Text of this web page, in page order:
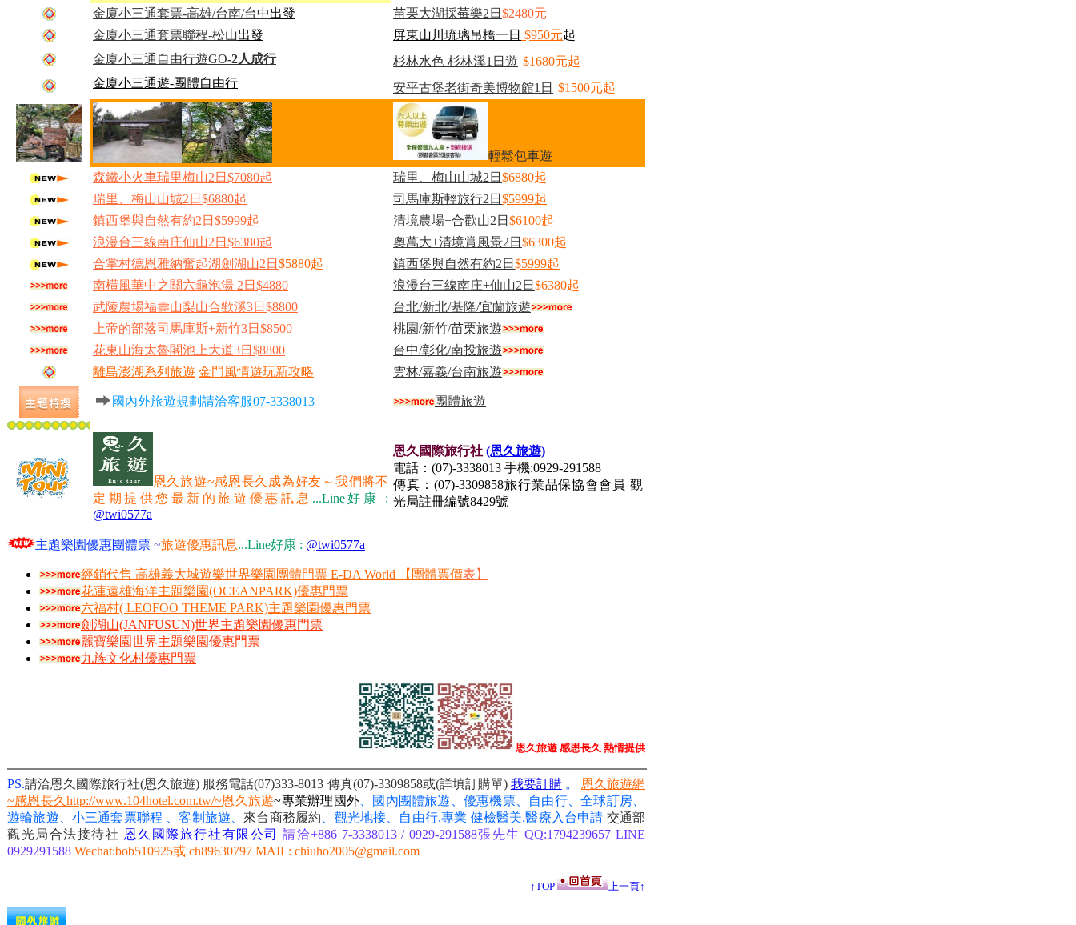
金廈小三通套票-高雄/台南/台中出發 苗栗大湖採莓樂2日 $2480元
金廈小三通套票聯程-松山出發 屏東山川琉璃吊橋一日 $950元起
金廈小三通自由行遊GO-2人成行 杉林水色 杉林溪1日遊 $1680元起
金廈小三通遊-團體自由行
安平古堡老街奇美博物館1日 $1500元起
輕鬆包車遊
森鐵小火車瑞里梅山2日$7080起
瑞里、梅山山城2日 $6880起
瑞里、梅山山城2日$6880起
司馬庫斯輕旅行2日 $5999起
鎮西堡與自然有約2日$5999起
清境農場+合歡山2日 $6100起
浪漫台三線南庄仙山2日$6380起
奧萬大+清境賞風景2日 $6300起
合掌村德恩雅納奮起湖劍湖山2日 $5880起 鎮西堡與自然有約2日 $5999起
南橫風華中之關六龜泡湯 2日$4880
浪漫台三線南庄+仙山2日 $6380起
武陵農場福壽山梨山合歡溪3日$8800
台北/新北/基隆/宜蘭旅遊
上帝的部落司馬庫斯+新竹3日$8500
桃園/新竹/苗栗旅遊
花東山海太魯閣池上大道3日$8800
台中/彰化/南投旅遊
離島澎湖系列旅遊 金門風情遊玩新攻略 雲林/嘉義/台南旅遊
國內外旅遊規劃請洽客服07-3338013 團體旅遊
恩久旅遊~感恩長久成為好友～ 我們將不
定期提供您最新的旅遊優惠訊息 ...Line好康 :
@twi0577a
恩久國際旅行社 (恩久旅遊)
電話：(07)-3338013 手機:0929-291588
傳真：(07)-3309858旅行業品保協會會員 觀
光局註冊編號8429號
主題樂園優惠團體票 ~旅遊優惠訊息...Line好康 : @twi0577a
經銷代售 高雄義大城遊樂世界樂園團體門票 E-DA World 【團體票價表 】
花蓮遠雄海洋主題樂園(OCEANPARK)優惠門票
六福村( LEOFOO THEME PARK)主題樂園優惠門票
劍湖山(JANFUSUN)世界主題樂園優惠門票
麗寶樂園世界主題樂園優惠門票
九族文化村優惠門票
恩久旅遊 感恩長久 熱情提供
PS.請洽恩久國際旅行社(恩久旅遊) 服務電話(07)333-8013 傳真(07)-3309858或(詳填訂購單) 我要訂購。 恩久旅遊網
~感恩長久http://www.104hotel.com.tw/~恩久旅遊~專業辦理國外 、國內團體旅遊、優惠機票、自由行、全球訂房、
遊輪旅遊、小三通套票聯程 、客制旅遊、 來台商務履約 觀光地接、自由行.專業 健檢醫美.醫療入台申請 交通部
觀光局合法接待社 恩久國際旅行社有限公司
請洽+886 7-3338013 / 0929-291588張先生 QQ:1794239657 LINE
0929291588 Wechat:bob510925或 ch89630797 MAIL: chiuho2005@gmail.com
↑TOP 上一頁↑